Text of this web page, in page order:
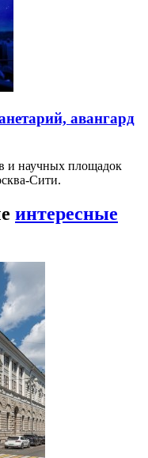
авангард
и научных площадок
Сити.
интересные